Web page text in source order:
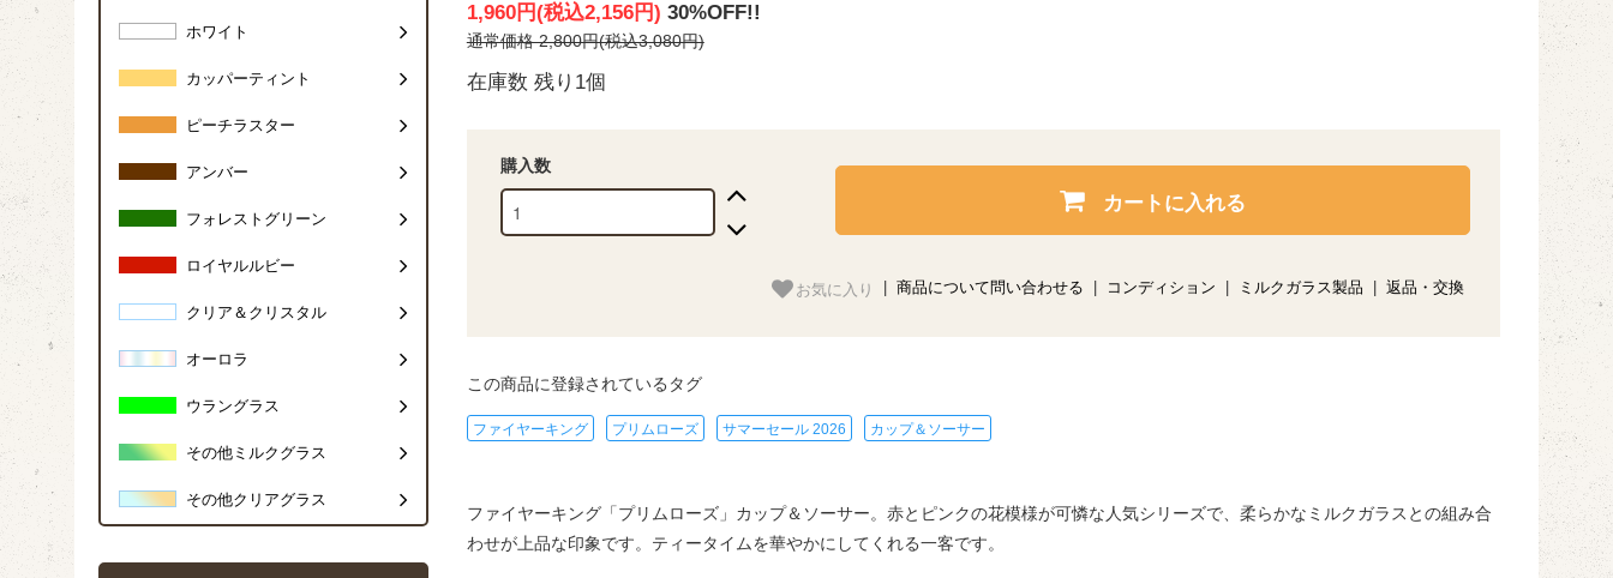
1,960円(税込2,156円) 30%OFF!!
通常価格 2,800円(税込3,080円)
在庫数 残り1個
購入数
カートに入れる
お気に入り 商品について問い合わせる コンディション ミルクガラス製品 返品・交換
この商品に登録されているタグ
ファイヤーキング プリムローズ サマーセール 2026 カップ＆ソーサー
ファイヤーキング「プリムローズ」カップ＆ソーサー。赤とピンクの花模様が可憐な人気シリーズで、柔らかなミルクガラスとの組み合
わせが上品な印象です。ティータイムを華やかにしてくれる一客です。
ホワイト
カッパーティント
ピーチラスター
アンバー
フォレストグリーン
ロイヤルルビー
クリア＆クリスタル
オーロラ
ウラングラス
その他ミルクグラス
その他クリアグラス